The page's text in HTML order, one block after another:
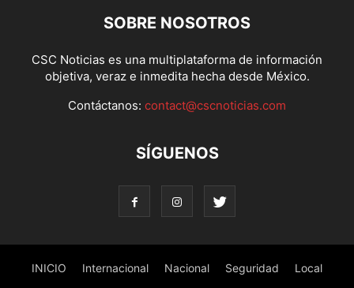
SOBRE NOSOTROS
CSC Noticias es una multiplataforma de información
objetiva, veraz e inmedita hecha desde México.
Contáctanos: contact@cscnoticias.com
SÍGUENOS
INICIO Internacional Nacional Seguridad Local